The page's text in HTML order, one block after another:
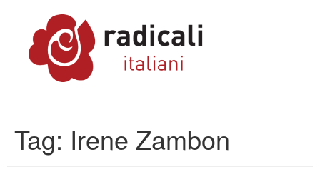
Tag: Irene Zambon